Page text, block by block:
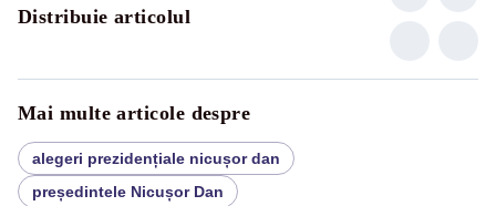
Distribuie articolul
Mai multe articole despre
alegeri prezidențiale nicușor dan
președintele Nicușor Dan